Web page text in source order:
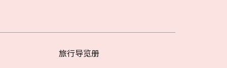
旅行导览册